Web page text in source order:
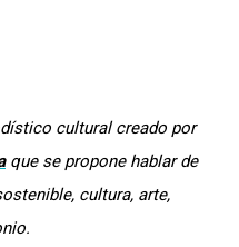
cultural creado por
que se propone hablar de
cultura, arte,